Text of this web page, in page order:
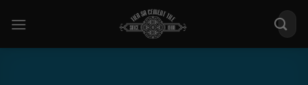
qua
Tìm
kiếm: